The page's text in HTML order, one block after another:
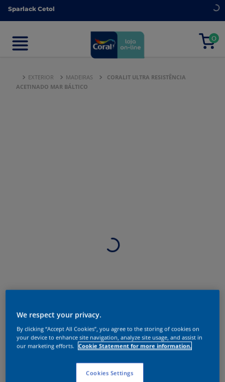
Sparlack Cetol
0
Sparlack Cetol
0
EXTERIOR MADEIRAS
CORALIT ULTRA RESISTÊNCIA
ACETINADO MAR BÁLTICO
We respect your privacy.
By clicking “Accept All Cookies”, you agree to the storing of cookies on
your device to enhance site navigation, analyze site usage, and assist in
our marketing efforts.
Cookie Statement for more information.
Cookies Settings